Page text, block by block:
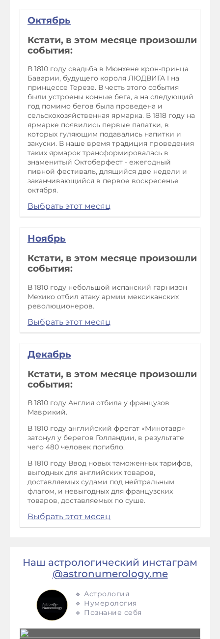
Октябрь
Кстати, в этом месяце произошли
события:
В 1810 году свадьба в Мюнхене крон-принца
Баварии, будущего короля ЛЮДВИГА I на
принцессе Терезе. В честь этого события
были устроены конные бега, а на следующий
год помимо бегов была проведена и
сельскохозяйственная ярмарка. В 1818 году на
ярмарке появились первые палатки, в
которых гуляющим подавались напитки и
закуски. В наше время традиция проведения
таких ярмарок трансформировалась в
знаменитый Октоберфест - ежегодный
пивной фестиваль, длящийся две недели и
заканчивающийся в первое воскресенье
октября.
Выбрать этот месяц
Ноябрь
Кстати, в этом месяце произошли
события:
В 1810 году небольшой испанский гарнизон
Мехико отбил атаку армии мексиканских
революционеров.
Выбрать этот месяц
Декабрь
Кстати, в этом месяце произошли
события:
В 1810 году Англия отбила у французов
Маврикий.
В 1810 году английский фрегат «Минотавр»
затонул у берегов Голландии, в результате
чего 480 человек погибло.
В 1810 году Ввод новых таможенных тарифов,
выгодных для английских товаров,
доставляемых судами под нейтральным
флагом, и невыгодных для французских
товаров, доставляемых по суше.
Выбрать этот месяц
Наш астрологический инстаграм
@astronumerology.me
🔹 Астрология
🔹 Нумерология
🔹 Познание себя